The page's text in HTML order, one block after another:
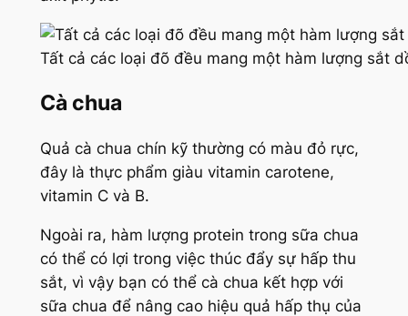
Tất cả các loại đõ đều mang một hàm lượng sắt
Cà chua
Quả cà chua chín kỹ thường có màu đỏ rực,
đây là thực phẩm giàu vitamin carotene,
vitamin C và B.
Ngoài ra, hàm lượng protein trong sữa chua
có thể có lợi trong việc thúc đẩy sự hấp thu
sắt, vì vậy bạn có thể cà chua kết hợp với
sữa chua để nâng cao hiệu quả hấp thụ của